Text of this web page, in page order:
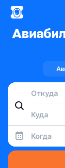
Когда